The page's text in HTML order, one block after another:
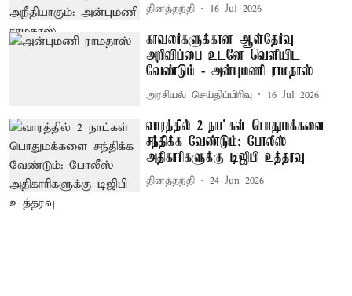
தினத்தந்தி 16 Jul 2026
காவலர்களுக்கான ஆள்தேர்வு
அறிவிப்பை உடனே வெளியிட
வேண்டும் - அன்புமணி ராமதாஸ்
அரசியல் செய்திப்பிரிவு 16 Jul 2026
வாரத்தில் 2 நாட்கள் பொதுமக்களை
சந்திக்க வேண்டும்: போலீஸ்
அதிகாரிகளுக்கு டிஜிபி உத்தரவு
தினத்தந்தி 24 Jun 2026